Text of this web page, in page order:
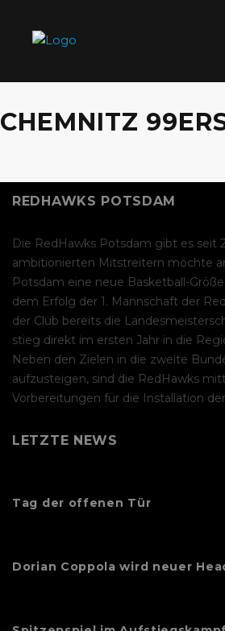
CHEMNITZ
REDHAWKS POTSDAM
Die RedHawks Potsdam gibt es seit
ambitionierten Mitstreitern möchte
Potsdam eine neue Basketball-
dem Erfolg der 1. Mannschaft der
der Club bereits die
stieg direkt im ersten Jahr in die
Neben den Zielen in die zweite
aufzusteigen, sind die RedHawks
Vorbereitungen für die Installation
LETZTE NEWS
Tag der offenen Tür
Dorian Coppola wird neuer